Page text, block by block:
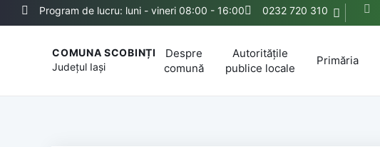
Program de lucru: luni - vineri 08:00 - 16:00 0232 720 310
COMUNA SCOBINȚI
Județul Iași
Despre
comună
Autoritățile
publice locale
Primăria